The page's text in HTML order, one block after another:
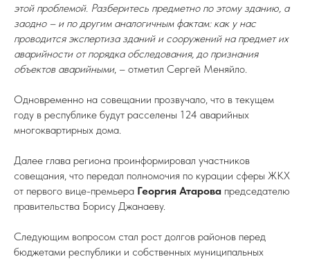
этой проблемой. Разберитесь предметно по этому зданию, а
заодно – и по другим аналогичным фактам: как у нас
проводится экспертиза зданий и сооружений на предмет их
аварийности от порядка обследования, до признания
объектов аварийными, – отметил Сергей Меняйло.
Одновременно на совещании прозвучало, что в текущем
году в республике будут расселены 124 аварийных
многоквартирных дома.
Далее глава региона проинформировал участников
совещания, что передал полномочия по курации сферы ЖКХ
от первого вице-премьера Георгия Атарова председателю
правительства Борису Джанаеву.
Следующим вопросом стал рост долгов районов перед
бюджетами республики и собственных муниципальных